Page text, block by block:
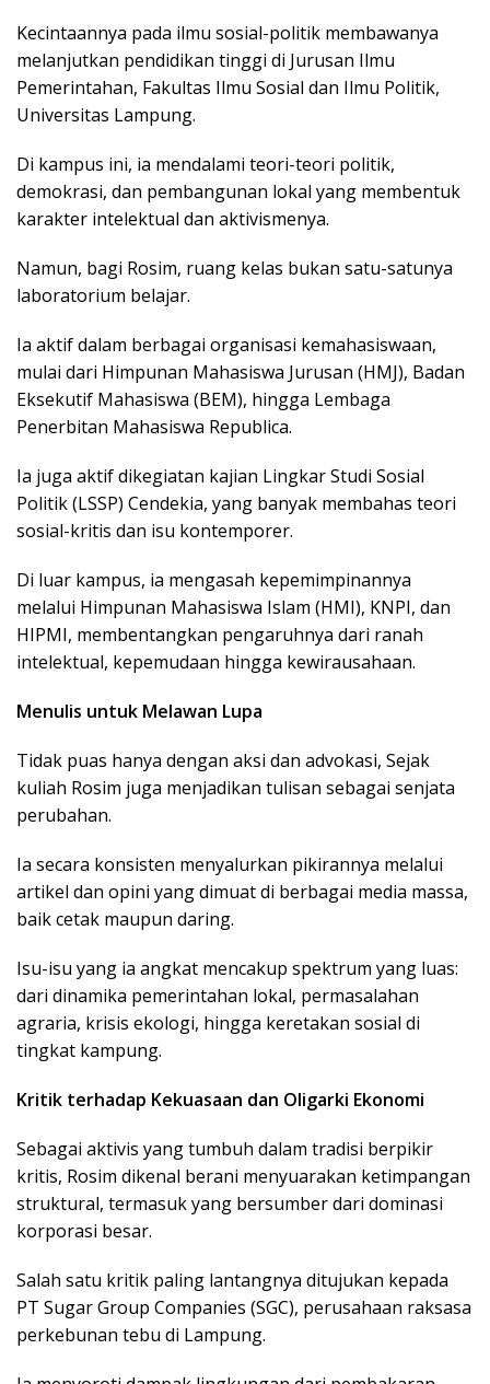
Kecintaannya pada ilmu sosial-politik membawanya
melanjutkan pendidikan tinggi di Jurusan Ilmu
Pemerintahan, Fakultas Ilmu Sosial dan Ilmu Politik,
Universitas Lampung.
Di kampus ini, ia mendalami teori-teori politik,
demokrasi, dan pembangunan lokal yang membentuk
karakter intelektual dan aktivismenya.
Namun, bagi Rosim, ruang kelas bukan satu-satunya
laboratorium belajar.
Ia aktif dalam berbagai organisasi kemahasiswaan,
mulai dari Himpunan Mahasiswa Jurusan (HMJ), Badan
Eksekutif Mahasiswa (BEM), hingga Lembaga
Penerbitan Mahasiswa Republica.
Ia juga aktif dikegiatan kajian Lingkar Studi Sosial
Politik (LSSP) Cendekia, yang banyak membahas teori
sosial-kritis dan isu kontemporer.
Di luar kampus, ia mengasah kepemimpinannya
melalui Himpunan Mahasiswa Islam (HMI), KNPI, dan
HIPMI, membentangkan pengaruhnya dari ranah
intelektual, kepemudaan hingga kewirausahaan.
Menulis untuk Melawan Lupa
Tidak puas hanya dengan aksi dan advokasi, Sejak
kuliah Rosim juga menjadikan tulisan sebagai senjata
perubahan.
Ia secara konsisten menyalurkan pikirannya melalui
artikel dan opini yang dimuat di berbagai media massa,
baik cetak maupun daring.
Isu-isu yang ia angkat mencakup spektrum yang luas:
dari dinamika pemerintahan lokal, permasalahan
agraria, krisis ekologi, hingga keretakan sosial di
tingkat kampung.
Kritik terhadap Kekuasaan dan Oligarki Ekonomi
Sebagai aktivis yang tumbuh dalam tradisi berpikir
kritis, Rosim dikenal berani menyuarakan ketimpangan
struktural, termasuk yang bersumber dari dominasi
korporasi besar.
Salah satu kritik paling lantangnya ditujukan kepada
PT Sugar Group Companies (SGC), perusahaan raksasa
perkebunan tebu di Lampung.